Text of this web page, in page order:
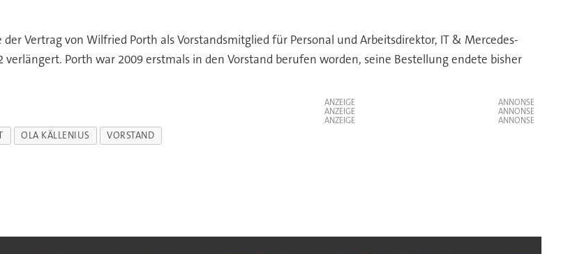
Vertrag von Wilfried Porth als Vorstandsmitglied für Personal und Arbeitsdirektor, IT & Mercedes-
Porth war 2009 erstmals in den Vorstand berufen worden, seine Bestellung endete bisher
ANZEIGE
ANZEIGE
ANZEIGE
OLA KÄLLENIUS VORSTAND